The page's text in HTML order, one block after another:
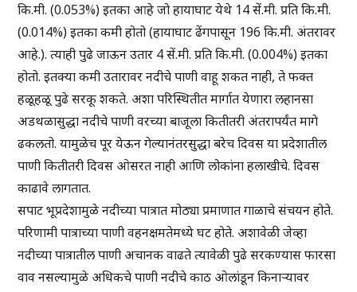
कि.मी. (0.053%) इतका आहे जो हायाघाट येथे 14 सें.मी. प्रति कि.मी.
(0.014%) इतका कमी होतो (हायाघाट ढेंगपासून 196 कि.मी. अंतरावर
आहे.). त्याही पुढे जाऊन उतार 4 सें.मी. प्रति कि.मी. (0.004%) इतका
होतो. इतक्या कमी उतारावर नदीचे पाणी वाहू शकत नाही, ते फक्त
हळूहळू पुढे सरकू शकते. अशा परिस्थितीत मार्गात येणारा लहानसा
अडथळासुद्धा नदीचे पाणी वरच्या बाजूला कितीतरी अंतरापर्यंत मागे
ढकलतो. यामुळेच पूर येऊन गेल्यानंतरसुद्धा बरेच दिवस या प्रदेशातील
पाणी कितीतरी दिवस ओसरत नाही आणि लोकांना हलाखीचे. दिवस
काढावे लागतात.
सपाट भूप्रदेशामुळे नदीच्या पात्रात मोठ्या प्रमाणात गाळाचे संचयन होते.
परिणामी पात्राच्या पाणी वहनक्षमतेमध्ये घट होते. अशावेळी जेव्हा
नदीच्या पात्रातील पाणी अचानक वाढते त्यावेळी पुढे सरकण्यास फारसा
वाव नसल्यामुळे अधिकचे पाणी नदीचे काठ ओलांडून किनाऱ्यावर